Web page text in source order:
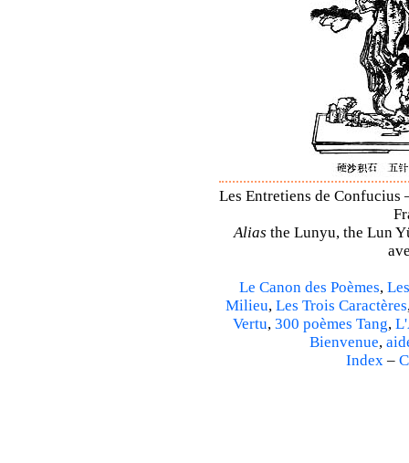
Les Entretiens de
Alias the Lunyu, the Lun
Le Canon des Poèmes,
Milieu, Les Trois Caractères
Vertu, 300 poèmes Tang,
Bienvenue,
Index –